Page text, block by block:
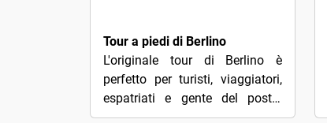
Tour a piedi di Berlino
L'originale tour di Berlino è
perfetto per turisti, viaggiatori,
espatriati e gente del posto.
Questo originale tour a piedi di